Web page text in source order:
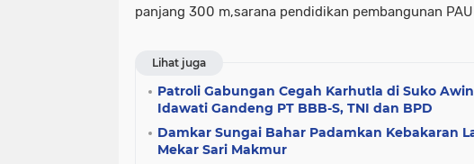
panjang 300 m,sarana pendidikan pembangunan
Lihat juga
Patroli Gabungan Cegah Karhutla di Suko
Idawati Gandeng PT BBB-S, TNI dan BPD
Damkar Sungai Bahar Padamkan Kebakaran
Mekar Sari Makmur